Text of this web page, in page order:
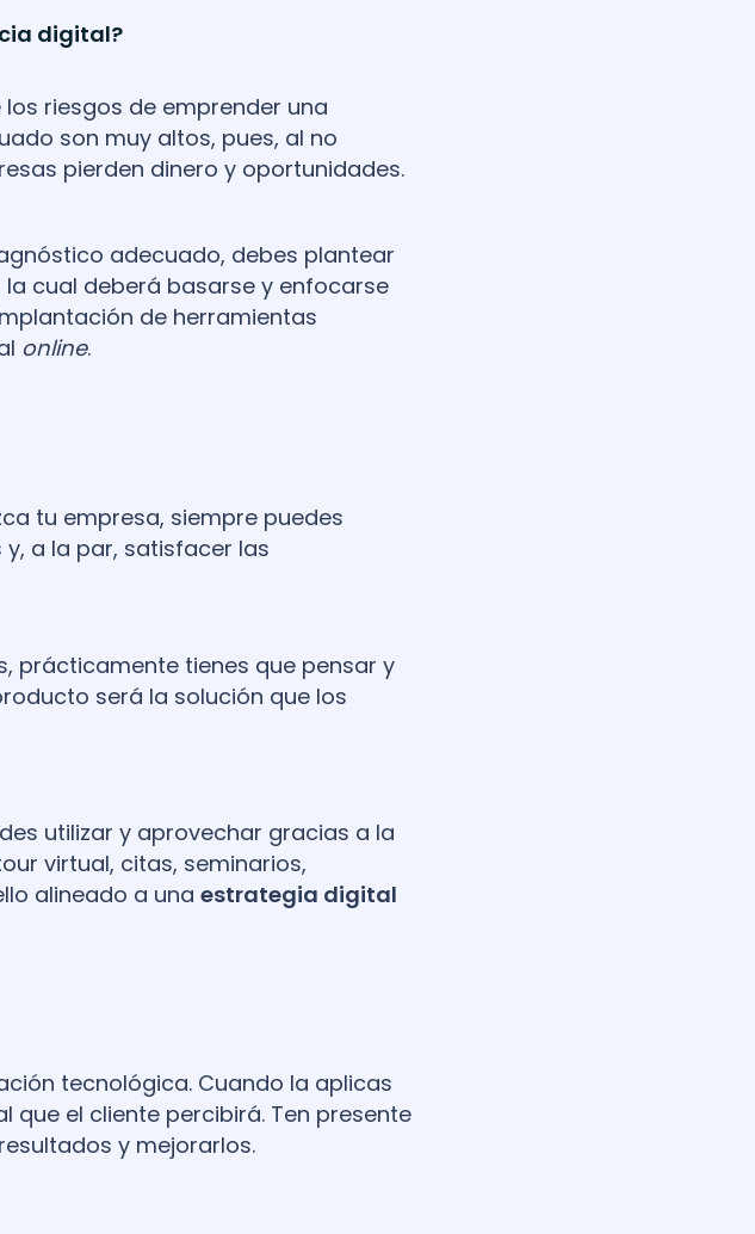
digital?
riesgos de emprender una
son muy altos, pues, al no
pierden dinero y oportunidades.
adecuado, debes plantear
cual deberá basarse y enfocarse
de herramientas
online.
tu empresa, siempre puedes
a la par, satisfacer las
prácticamente tienes que pensar y
será la solución que los
utilizar y aprovechar gracias a la
virtual, citas, seminarios,
alineado a una estrategia digital
tecnológica. Cuando la aplicas
que el cliente percibirá. Ten presente
y mejorarlos.